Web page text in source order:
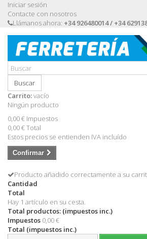
Iniciar sesión
Contacte con nosotros
Llámanos ahora: +34 926480014 / +34
Buscar
Carrito:vacío
Ningún producto
0,00 € Impuestos
0,00 €Total
Estos precios se entienden IVA incluído
Confirmar
Producto añadido correctamente a su
Cantidad
Total
Hay 1 artículo en su cesta.
Total productos: (impuestos inc.)
Impuestos 0,00 €
Total (impuestos inc.)